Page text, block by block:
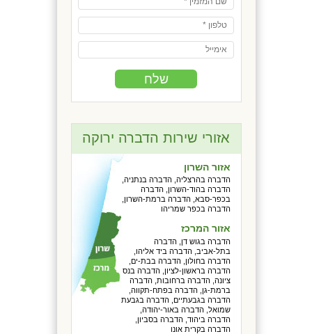
אזורי שירות הדברה ירוקה
אזור השרון
הדברה בהרצליה, הדברה בנתניה,
הדברה בהוד-השרון, הדברה
בכפר-סבא, הדברה ברמת-השרון,
הדברה בכפר שמריהו
אזור המרכז
הדברה בגוש דן, הדברה
בתל-אביב, הדברה ביד אליהו,
הדברה בחולון, הדברה בבת-ים,
הדברה בראשון-לציון, הדברה בנס
ציונה, הדברה ברחובות, הדברה
ברמת-גן, הדברה בפתח-תקווה,
הדברה בגבעתיים, הדברה בגבעת
שמואל, הדברה באור-יהודה,
הדברה ביהוד, הדברה בסביון,
הדברה בקרית אונו